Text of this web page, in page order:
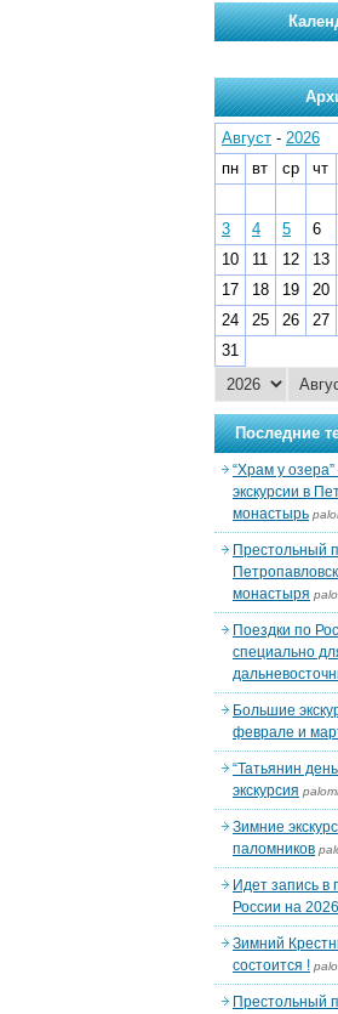
Август - 2026
пн
вт ср чт
3
4 5 6
10
11 12 13
17
18 19 20
24
25 26 27
31
Последние
“Храм у
экскурсии в
монастырь
Престольный
монастыря
Поездки по
специально
Большие
феврале и
“Татьянин
экскурсия
Зимние
паломников
Идет запись в
России на
Зимний
состоится !
Престольный